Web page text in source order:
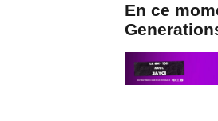
En ce